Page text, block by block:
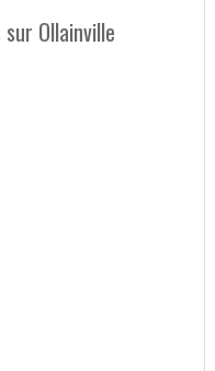
Ollainville